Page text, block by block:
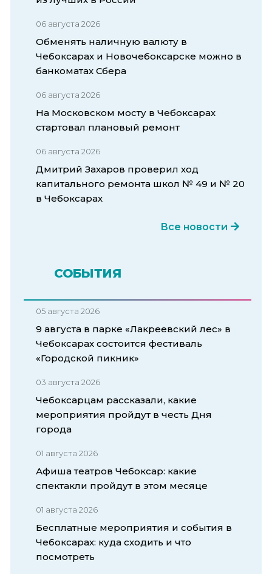
06 августа 2026
Обменять наличную валюту в
Чебоксарах и Новочебоксарске можно в
банкоматах Сбера
06 августа 2026
На Московском мосту в Чебоксарах
стартовал плановый ремонт
06 августа 2026
Дмитрий Захаров проверил ход
капитального ремонта школ № 49 и № 20
в Чебоксарах
Все новости
СОБЫТИЯ
05 августа 2026
9 августа в парке «Лакреевский лес» в
Чебоксарах состоится фестиваль
«Городской пикник»
03 августа 2026
Чебоксарцам рассказали, какие
мероприятия пройдут в честь Дня
города
01 августа 2026
Афиша театров Чебоксар: какие
спектакли пройдут в этом месяце
01 августа 2026
Бесплатные мероприятия и события в
Чебоксарах: куда сходить и что
посмотреть